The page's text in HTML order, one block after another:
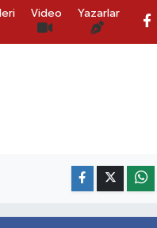
Video Yazarlar